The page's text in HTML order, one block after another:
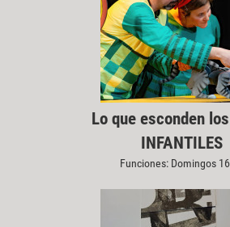
Lo que esconden
INFANTILES
Funciones: Domingos